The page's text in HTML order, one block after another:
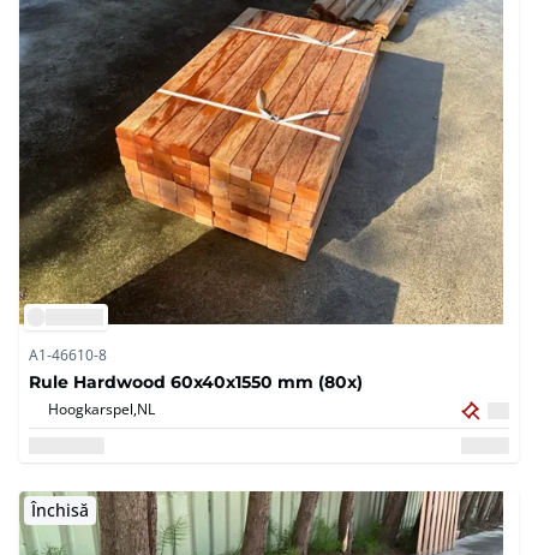
A1-46610-8
Rule Hardwood 60x40x1550 mm (80x)
Hoogkarspel,NL
Închisă